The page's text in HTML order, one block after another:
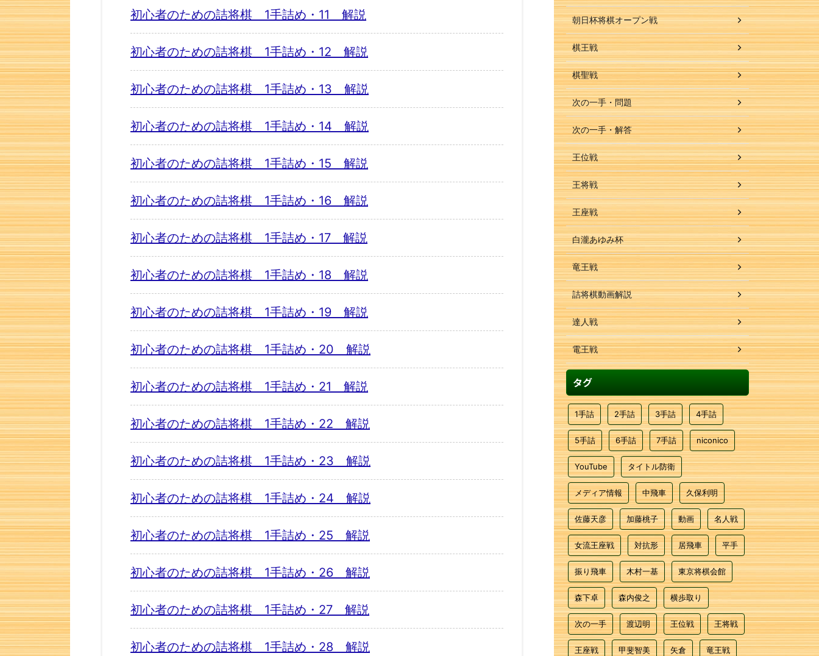
初心者のための詰将棋 1手詰め・11 解説
初心者のための詰将棋 1手詰め・12 解説
初心者のための詰将棋 1手詰め・13 解説
初心者のための詰将棋 1手詰め・14 解説
初心者のための詰将棋 1手詰め・15 解説
初心者のための詰将棋 1手詰め・16 解説
初心者のための詰将棋 1手詰め・17 解説
初心者のための詰将棋 1手詰め・18 解説
初心者のための詰将棋 1手詰め・19 解説
初心者のための詰将棋 1手詰め・20 解説
初心者のための詰将棋 1手詰め・21 解説
初心者のための詰将棋 1手詰め・22 解説
初心者のための詰将棋 1手詰め・23 解説
初心者のための詰将棋 1手詰め・24 解説
初心者のための詰将棋 1手詰め・25 解説
初心者のための詰将棋 1手詰め・26 解説
初心者のための詰将棋 1手詰め・27 解説
初心者のための詰将棋 1手詰め・28 解説
朝日杯将棋オープン戦
棋王戦
棋聖戦
次の一手・問題
次の一手・解答
王位戦
王将戦
王座戦
白瀧あゆみ杯
竜王戦
詰将棋動画解説
達人戦
電王戦
タグ
1手詰 2手詰 3手詰 4手詰
5手詰 6手詰 7手詰 niconico
YouTube タイトル防衛
メディア情報 中飛車 久保利明
佐藤天彦 加藤桃子 動画 名人戦
女流王座戦 対抗形 居飛車 平手
振り飛車 木村一基 東京将棋会館
森下卓 森内俊之 横歩取り
次の一手 渡辺明 王位戦 王将戦
王座戦 甲斐智美 矢倉 竜王戦